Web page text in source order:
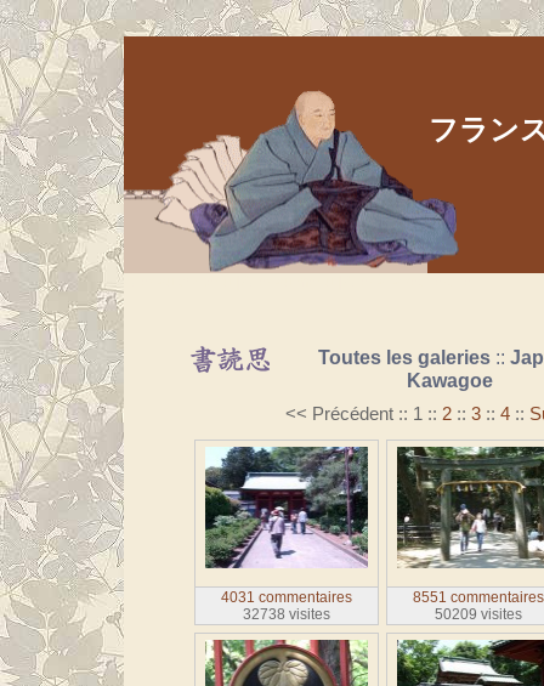
フラン
Toutes les galeries ::
Kawagoe
<< Précédent :: 1 :: 2 :: 3 :: 4 ::
4031 commentaires
32738 visites
8551 commentaires
50209 visites